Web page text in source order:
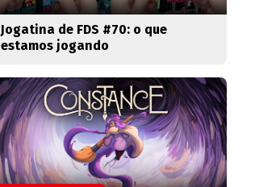
Jogatina de FDS #70: o que
estamos jogando